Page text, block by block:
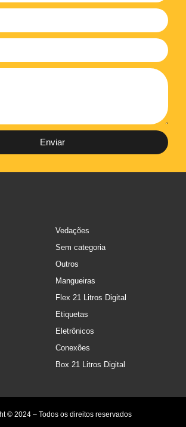
Enviar
Vedações
Sem categoria
Outros
Mangueiras
Flex 21 Litros Digital
Etiquetas
Eletrônicos
Conexões
Box 21 Litros Digital
© 2024 – Todos os direitos reservados